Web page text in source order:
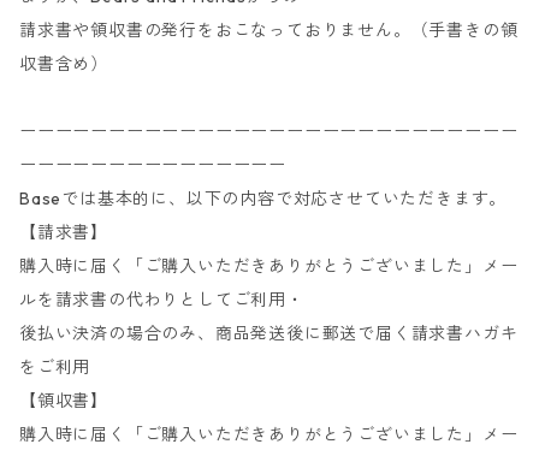
請求書や領収書の発行をおこなっておりません。（手書きの領
収書含め）
ーーーーーーーーーーーーーーーーーーーーーーーーーーーー
ーーーーーーーーーーーーーーー
Baseでは基本的に、以下の内容で対応させていただきます。
【請求書】
購入時に届く「ご購入いただきありがとうございました」メー
ルを請求書の代わりとしてご利用・
後払い決済の場合のみ、商品発送後に郵送で届く請求書ハガキ
をご利用
【領収書】
購入時に届く「ご購入いただきありがとうございました」メー